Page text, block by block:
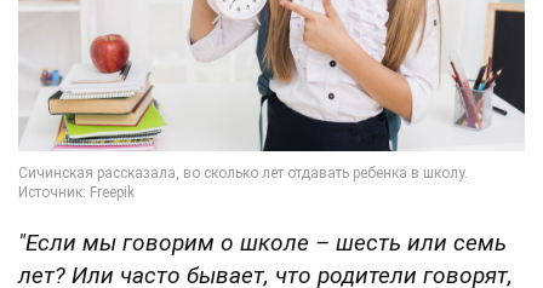
"Если мы говорим о школе – шесть или семь
лет? Или часто бывает, что родители говорят,